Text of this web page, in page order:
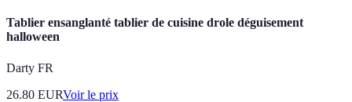
Tablier ensanglanté tablier de cuisine drole déguisement
halloween
Darty FR
26.80 EURVoir le prix